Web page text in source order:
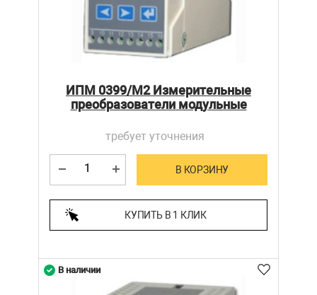
ИПМ 0399/М2 Измерительные
преобразователи модульные
требует уточнения
В КОРЗИНУ
КУПИТЬ В 1 КЛИК
В наличии